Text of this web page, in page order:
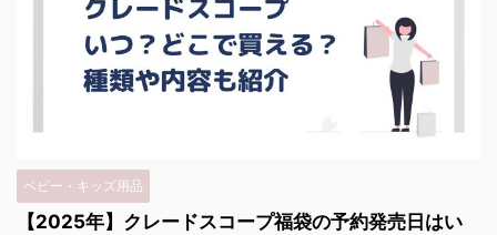
ベビー・キッズ用品
【2025年】クレードスコープ福袋の予約発売日はい